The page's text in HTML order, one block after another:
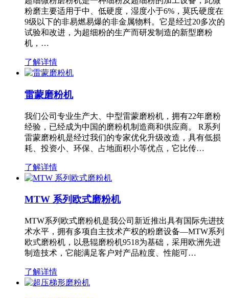
粉磨主要适用于中、低硬度，湿度小于6%，莫氏硬度在
9级以下的非易燃易爆的非金属物料。它是经过20多次的
试验和改进，为超细粉的生产而研发制造的新型磨粉
机，…
了解详情
雷蒙磨粉机
我们公司专业生产大、中型雷蒙磨粉机，拥有22年磨粉
经验，已经成为中国的磨粉机制造商和供应商。 R系列
雷蒙磨粉机是经过我们的专家优化升级改造，具有低损
耗、投资小、环保、占地面积小等优点，它比传…
了解详情
MTW 系列欧式磨粉机
MTW系列欧式磨粉机是我公司新近推出具有国际先进技
术水平，拥有多项自主技术产权的粉磨设备—MTW系列
欧式磨粉机，以悬辊磨粉机9518为基础，采用欧洲先进
制造技术，它能满足客户对产品粒度、性能可…
了解详情